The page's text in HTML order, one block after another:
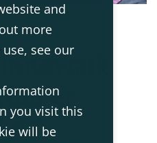
and
more
see our
you visit this
will be
er
og